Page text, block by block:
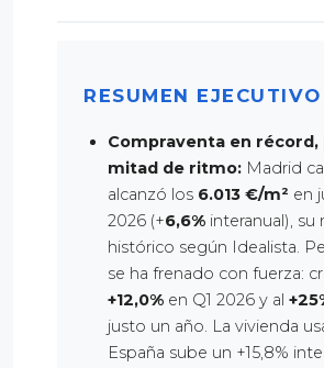
RESUMEN EJECUTIVO
Compraventa en récord,
mitad de ritmo: Madrid
alcanzó los 6.013 €/m² en
2026 (+6,6% interanual), su
histórico según Idealista.
se ha frenado con fuerza:
+12,0% en Q1 2026 y al
justo un año. La vivienda
España sube un +15,8%